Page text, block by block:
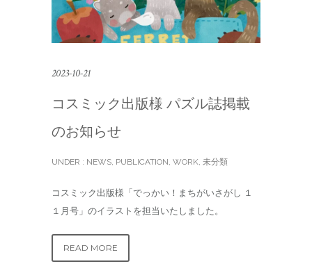
2023-10-21
コスミック出版様 パズル誌掲載
のお知らせ
UNDER : NEWS, PUBLICATION, WORK, 未分類
コスミック出版様「でっかい！まちがいさがし １
１月号」のイラストを担当いたしました。
READ MORE